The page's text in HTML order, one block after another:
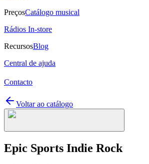
PreçosCatálogo musical
Rádios In-store
RecursosBlog
Central de ajuda
Contacto
Voltar ao catálogo
Epic Sports Indie Rock